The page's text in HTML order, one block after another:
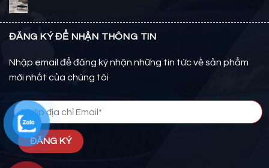
ĐĂNG KÝ ĐỂ NHẬN THÔNG TIN
Nhập email để đăng ký nhận những tin tức về sản phẩm
mới nhất của chúng tôi